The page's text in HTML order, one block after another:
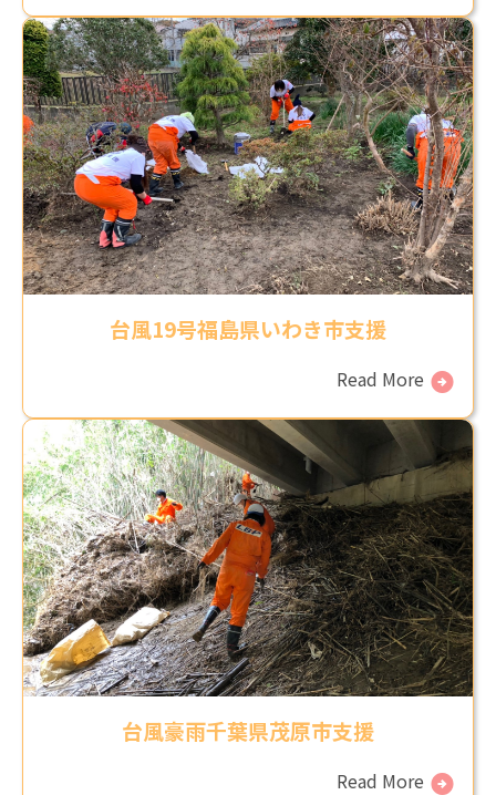
台風19号福島県いわき市支援
Read More
台風豪雨千葉県茂原市支援
Read More